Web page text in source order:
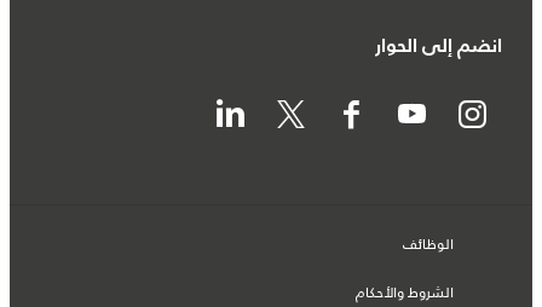
انضم إلى الحوار
الوظائف
الشروط والأحكام